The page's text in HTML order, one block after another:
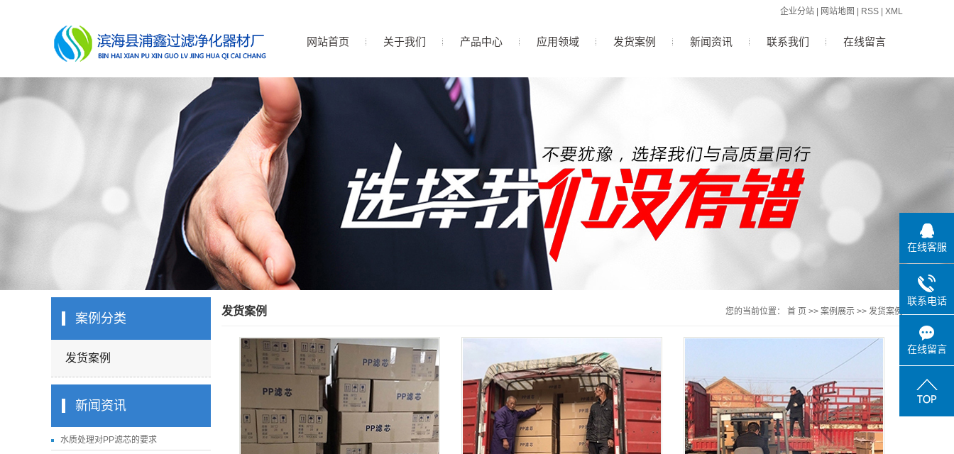
企业分站 网站地图 RSS XML
网站首页 关于我们
企业文化
联系我们
产品中心
PP滤芯
非标大孔径及PP滤芯
活性炭滤芯
大流量及折叠滤芯
滤袋
线绕滤芯
应用领域 发货案例 新闻资讯
技术知识
联系我们 在线留言
案例分类
发货案例
新闻资讯
水质处理对PP滤芯的要求
发货案例 您的当前位置： 首 页 >> 案例展示 >> 发货案例
在线客服
联系电话
在线留言